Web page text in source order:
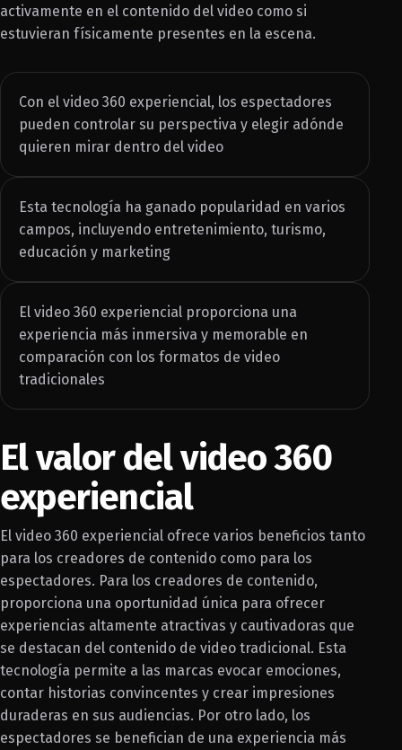
activamente en el contenido del video como si
estuvieran físicamente presentes en la escena.
Con el video 360 experiencial, los espectadores
pueden controlar su perspectiva y elegir adónde
quieren mirar dentro del video
Esta tecnología ha ganado popularidad en varios
campos, incluyendo entretenimiento, turismo,
educación y marketing
El video 360 experiencial proporciona una
experiencia más inmersiva y memorable en
comparación con los formatos de video
tradicionales
El valor del video 360
experiencial
El video 360 experiencial ofrece varios beneficios tanto
para los creadores de contenido como para los
espectadores. Para los creadores de contenido,
proporciona una oportunidad única para ofrecer
experiencias altamente atractivas y cautivadoras que
se destacan del contenido de video tradicional. Esta
tecnología permite a las marcas evocar emociones,
contar historias convincentes y crear impresiones
duraderas en sus audiencias. Por otro lado, los
espectadores se benefician de una experiencia más